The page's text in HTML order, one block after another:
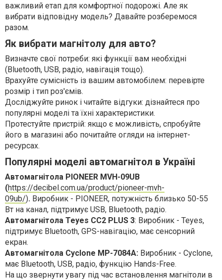
важливий етап для комфортної подорожі. Але як
вибрати відповідну модель? Давайте розберемося
разом.
Як вибрати магнітолу для авто?
Визначте свої потреби: які функції вам необхідні
(Bluetooth, USB, радіо, навігація тощо).
Врахуйте сумісність із вашим автомобілем: перевірте
розмір і тип роз'ємів.
Досліджуйте ринок і читайте відгуки: дізнайтеся про
популярні моделі та їхні характеристики.
Протестуйте пристрій: якщо є можливість, спробуйте
його в магазині або почитайте огляди на інтернет-
ресурсах.
Популярні моделі автомагнітол в Україні
Автомагнітола PIONEER MVH-09UB
(https://decibel.com.ua/product/pioneer-mvh-
09ub/). Виробник - PIONEER, потужність близько 50-55
Вт на канал, підтримує USB, Bluetooth, радіо.
Автомагнітола Teyes CC2 PLUS 3: Виробник - Teyes,
підтримує Bluetooth, GPS-навігацію, має сенсорний
екран.
Автомагнітола Cyclone MP-7084A: Виробник - Cyclone,
має Bluetooth, USB, радіо, функцію Hands-Free.
На що звернути увагу під час встановлення магнітоли в